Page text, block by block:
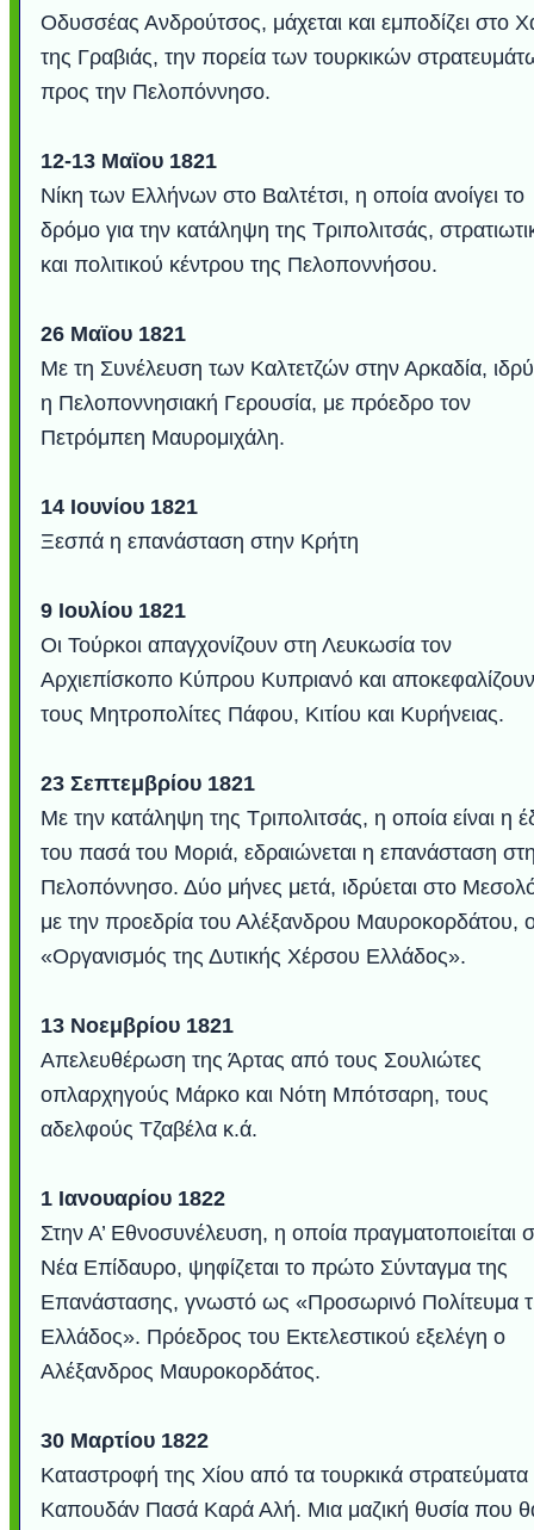
Οδυσσέας Ανδρούτσος, μάχεται και εμποδίζει στο
της Γραβιάς, την πορεία των τουρκικών
προς την Πελοπόννησο.
12-13 Μαϊου 1821
Νίκη των Ελλήνων στο Βαλτέτσι, η οποία ανοίγει το
δρόμο για την κατάληψη της Τριπολιτσάς,
και πολιτικού κέντρου της Πελοποννήσου.
26 Μαϊου 1821
Με τη Συνέλευση των Καλτετζών στην Αρκαδία,
η Πελοποννησιακή Γερουσία, με πρόεδρο τον
Πετρόμπεη Μαυρομιχάλη.
14 Ιουνίου 1821
Ξεσπά η επανάσταση στην Κρήτη
9 Ιουλίου 1821
Οι Τούρκοι απαγχονίζουν στη Λευκωσία τον
Αρχιεπίσκοπο Κύπρου Κυπριανό και αποκεφαλίζουν
τους Μητροπολίτες Πάφου, Κιτίου και Κυρήνειας.
23 Σεπτεμβρίου 1821
Με την κατάληψη της Τριπολιτσάς, η οποία είναι η
του πασά του Μοριά, εδραιώνεται η επανάσταση
Πελοπόννησο. Δύο μήνες μετά, ιδρύεται στο
με την προεδρία του Αλέξανδρου Μαυροκορδάτου,
«Οργανισμός της Δυτικής Χέρσου Ελλάδος».
13 Νοεμβρίου 1821
Απελευθέρωση της Άρτας από τους Σουλιώτες
οπλαρχηγούς Μάρκο και Νότη Μπότσαρη, τους
αδελφούς Τζαβέλα κ.ά.
1 Ιανουαρίου 1822
Στην Α’ Εθνοσυνέλευση, η οποία πραγματοποιείται
Νέα Επίδαυρο, ψηφίζεται το πρώτο Σύνταγμα της
Επανάστασης, γνωστό ως «Προσωρινό Πολίτευμα
Ελλάδος». Πρόεδρος του Εκτελεστικού εξελέγη ο
Αλέξανδρος Μαυροκορδάτος.
30 Μαρτίου 1822
Καταστροφή της Χίου από τα τουρκικά στρατεύματα
Καπουδάν Πασά Καρά Αλή. Μια μαζική θυσία που